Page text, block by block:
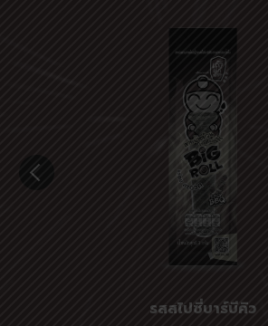
รสสไปซี่บาร์บีคิว